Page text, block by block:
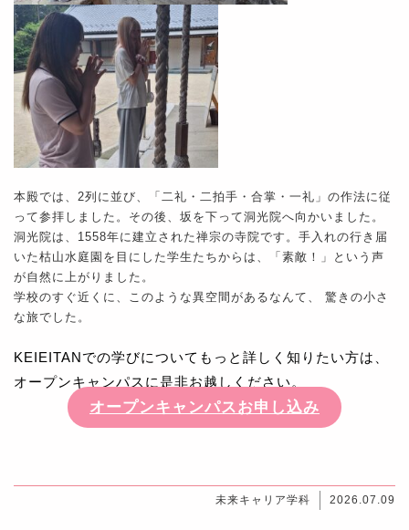
本殿では、2列に並び、「二礼・二拍手・合掌・一礼」の作法に従
って参拝しました。その後、坂を下って洞光院へ向かいました。
洞光院は、1558年に建立された禅宗の寺院です。手入れの行き届
いた枯山水庭園を目にした学生たちからは、「素敵！」という声
が自然に上がりました。
学校のすぐ近くに、このような異空間があるなんて、 驚きの小さ
な旅でした。
KEIEITANでの学びについてもっと詳しく知りたい方は、
オープンキャンパスに是非お越しください。
オープンキャンパスお申し込み
未来キャリア学科 2026.07.09